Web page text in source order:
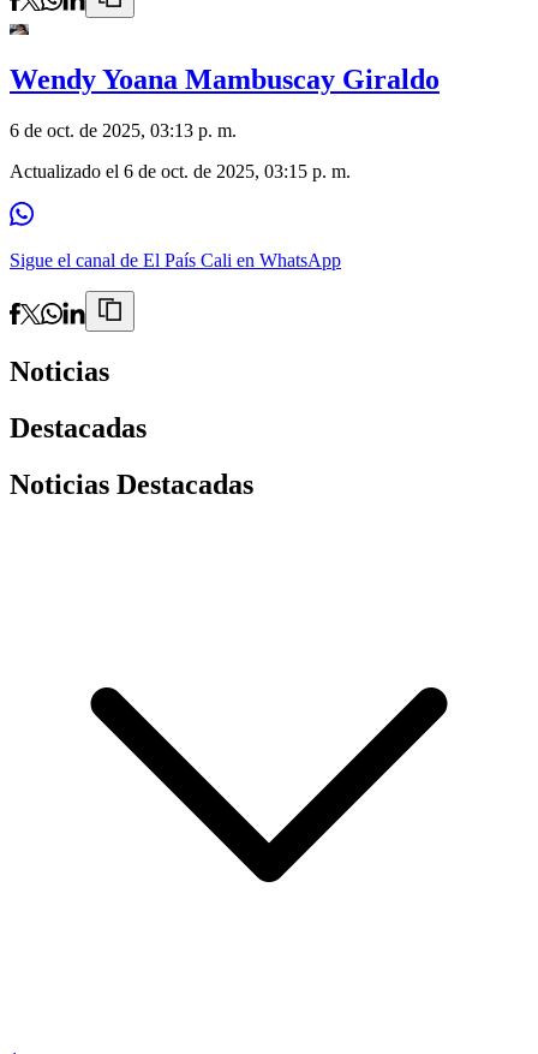
Wendy Yoana Mambuscay Giraldo
6 de oct. de 2025, 03:13 p. m.
Actualizado el 6 de oct. de 2025, 03:15 p. m.
Sigue el canal de El País Cali en WhatsApp
Noticias
Destacadas
Noticias Destacadas